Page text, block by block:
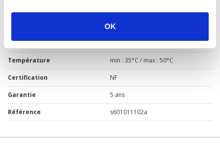
OKLaiton
Pression 7 bars
Température min : 35°C / max : 50°C
Certification NF
Garantie 5 ans
Référence s601011102a